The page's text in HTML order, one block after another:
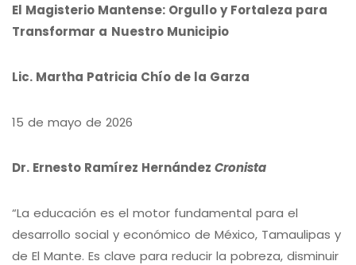
El Magisterio Mantense: Orgullo y Fortaleza para
Transformar a Nuestro Municipio
Lic. Martha Patricia Chío de la Garza
15 de mayo de 2026
Dr. Ernesto Ramírez Hernández Cronista
“La educación es el motor fundamental para el
desarrollo social y económico de México, Tamaulipas y
de El Mante. Es clave para reducir la pobreza, disminuir